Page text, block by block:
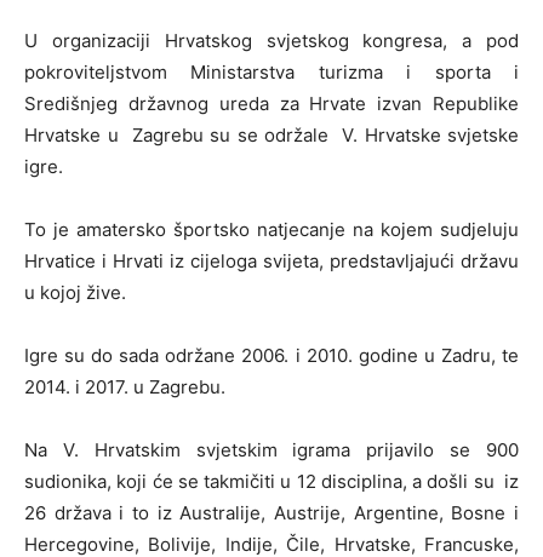
U organizaciji Hrvatskog svjetskog kongresa, a pod
pokroviteljstvom Ministarstva turizma i sporta i
Središnjeg državnog ureda za Hrvate izvan Republike
Hrvatske u Zagrebu su se održale V. Hrvatske svjetske
igre.
To je amatersko športsko natjecanje na kojem sudjeluju
Hrvatice i Hrvati iz cijeloga svijeta, predstavljajući državu
u kojoj žive.
Igre su do sada održane 2006. i 2010. godine u Zadru, te
2014. i 2017. u Zagrebu.
Na V. Hrvatskim svjetskim igrama prijavilo se 900
sudionika, koji će se takmičiti u 12 disciplina, a došli su iz
26 država i to iz Australije, Austrije, Argentine, Bosne i
Hercegovine, Bolivije, Indije, Čile, Hrvatske, Francuske,